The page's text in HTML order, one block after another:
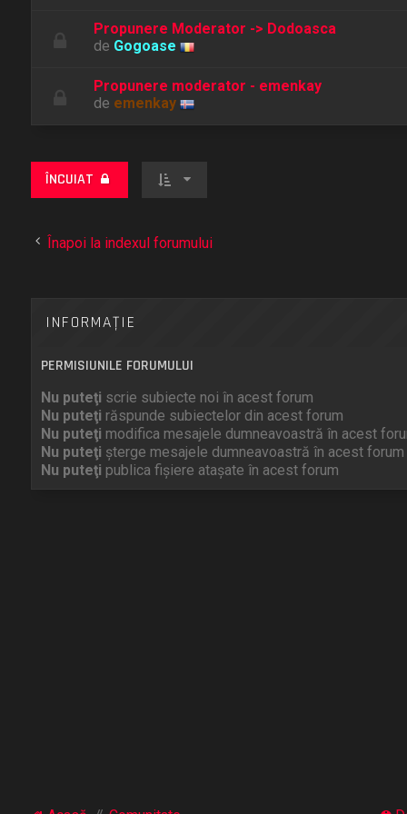
Propunere Moderator -> Dodoasca
de Gogoase
Propunere moderator - emenkay
de emenkay
ÎNCUIAT
Înapoi la indexul forumului
INFORMAŢIE
PERMISIUNILE FORUMULUI
Nu puteţi scrie subiecte noi în acest forum
Nu puteţi răspunde subiectelor din acest forum
Nu puteţi modifica mesajele dumneavoastră în acest
Nu puteţi şterge mesajele dumneavoastră în acest forum
Nu puteţi publica fişiere ataşate în acest forum